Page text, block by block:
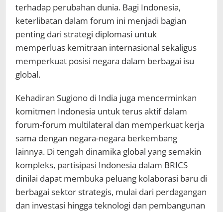
terhadap perubahan dunia. Bagi Indonesia,
keterlibatan dalam forum ini menjadi bagian
penting dari strategi diplomasi untuk
memperluas kemitraan internasional sekaligus
memperkuat posisi negara dalam berbagai isu
global.
Kehadiran Sugiono di India juga mencerminkan
komitmen Indonesia untuk terus aktif dalam
forum-forum multilateral dan memperkuat kerja
sama dengan negara-negara berkembang
lainnya. Di tengah dinamika global yang semakin
kompleks, partisipasi Indonesia dalam BRICS
dinilai dapat membuka peluang kolaborasi baru di
berbagai sektor strategis, mulai dari perdagangan
dan investasi hingga teknologi dan pembangunan